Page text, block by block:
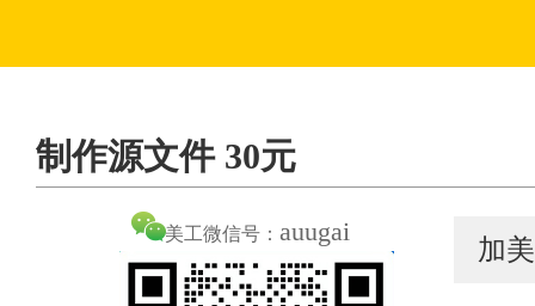
制作源文件 30元
美工微信号： auugai
加